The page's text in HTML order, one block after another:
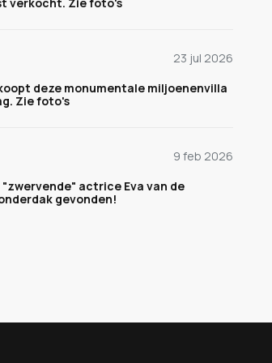
23 jul 2026
deze monumentale miljoenenvilla
Zie foto's
9 feb 2026
actrice Eva van de
gevonden!